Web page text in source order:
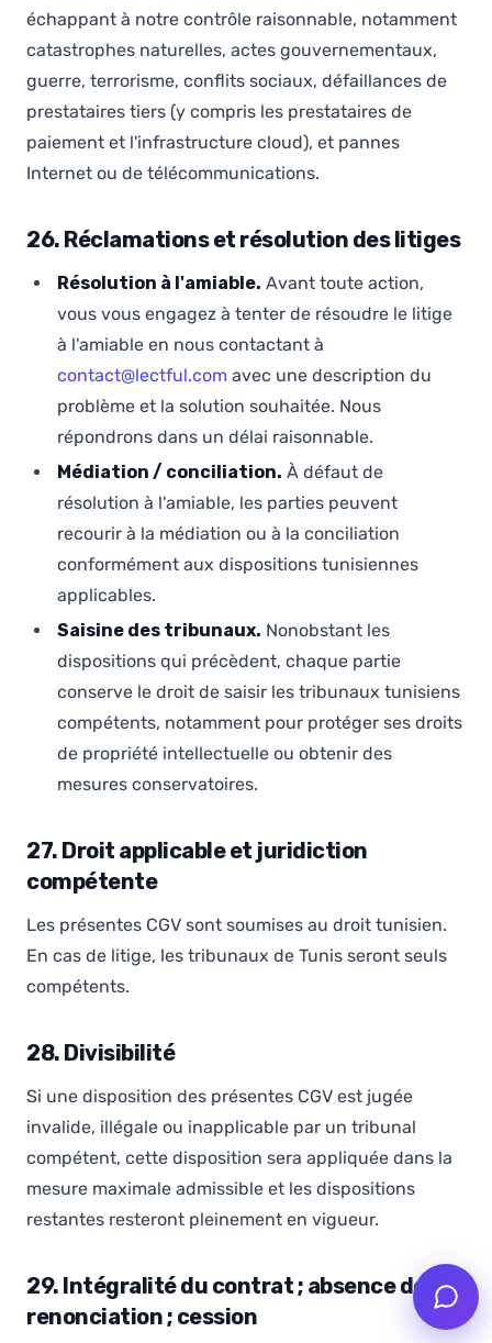
échappant à notre contrôle raisonnable, notamment
catastrophes naturelles, actes gouvernementaux,
guerre, terrorisme, conflits sociaux, défaillances de
prestataires tiers (y compris les prestataires de
paiement et l'infrastructure cloud), et pannes
Internet ou de télécommunications.
26. Réclamations et résolution des litiges
Résolution à l'amiable. Avant toute action,
vous vous engagez à tenter de résoudre le litige
à l'amiable en nous contactant à
contact@lectful.com avec une description du
problème et la solution souhaitée. Nous
répondrons dans un délai raisonnable.
Médiation / conciliation. À défaut de
résolution à l'amiable, les parties peuvent
recourir à la médiation ou à la conciliation
conformément aux dispositions tunisiennes
applicables.
Saisine des tribunaux. Nonobstant les
dispositions qui précèdent, chaque partie
conserve le droit de saisir les tribunaux tunisiens
compétents, notamment pour protéger ses droits
de propriété intellectuelle ou obtenir des
mesures conservatoires.
27. Droit applicable et juridiction
compétente
Les présentes CGV sont soumises au droit tunisien.
En cas de litige, les tribunaux de Tunis seront seuls
compétents.
28. Divisibilité
Si une disposition des présentes CGV est jugée
invalide, illégale ou inapplicable par un tribunal
compétent, cette disposition sera appliquée dans la
mesure maximale admissible et les dispositions
restantes resteront pleinement en vigueur.
29. Intégralité du contrat ; absence de
renonciation ; cession